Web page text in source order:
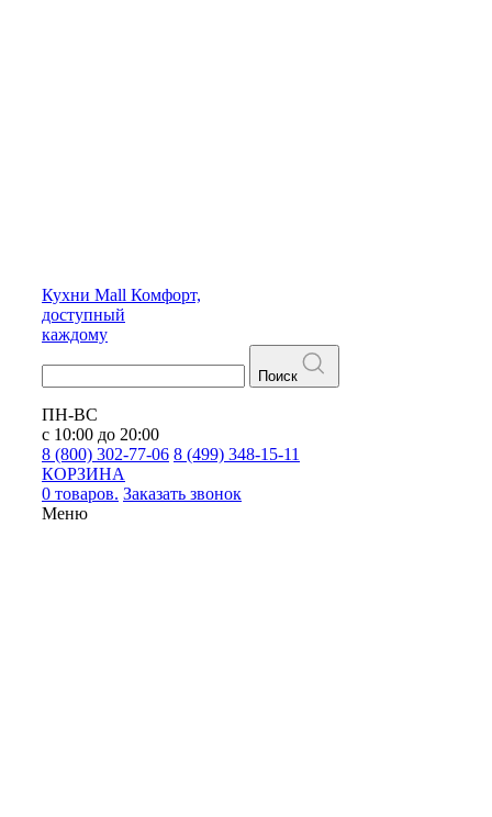
Кухни Mall Комфорт,
доступный
каждому
Поиск
ПН-ВС
с 10:00 до 20:00
8 (800) 302-77-06 8 (499) 348-15-11
КОРЗИНА
0 товаров. Заказать звонок
Меню